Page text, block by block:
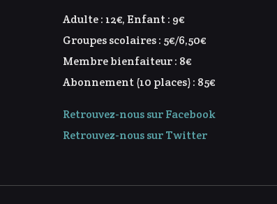
Adulte : 12€, Enfant : 9€
Groupes scolaires : 5€/6,50€
Membre bienfaiteur : 8€
Abonnement (10 places) : 85€
Retrouvez-nous sur Facebook
Retrouvez-nous sur Twitter